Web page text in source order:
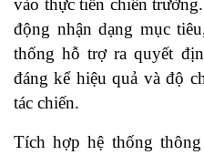
vào thực tiễn chiến
động nhận dạng mục
thống hỗ trợ ra quyết
đáng kể hiệu quả và độ
tác chiến.
Tích hợp hệ thống